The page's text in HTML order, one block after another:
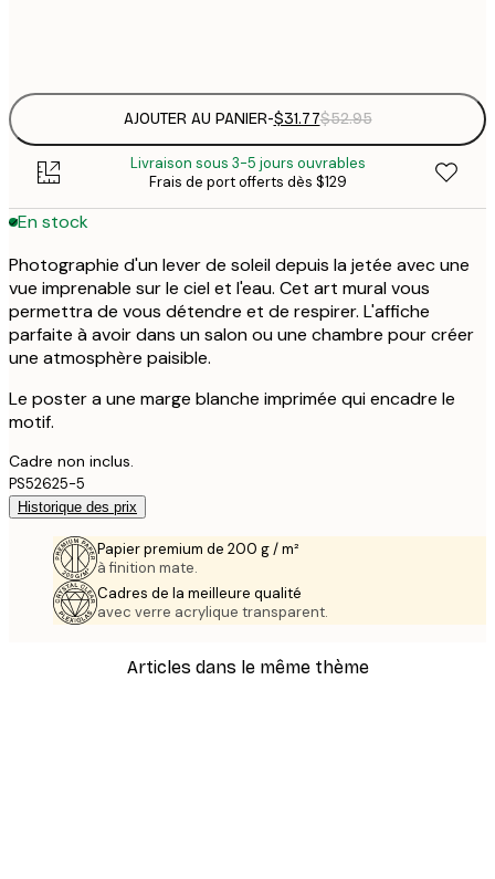
AJOUTER AU PANIER-$31.77$52.95
Livraison sous 3-5 jours ouvrables
Frais de port offerts dès $129
En stock
Photographie d'un lever de soleil depuis la jetée avec une
vue imprenable sur le ciel et l'eau. Cet art mural vous
permettra de vous détendre et de respirer. L'affiche
parfaite à avoir dans un salon ou une chambre pour créer
une atmosphère paisible.
Le poster a une marge blanche imprimée qui encadre le
motif.
Cadre non inclus.
PS52625-5
Historique des prix
Papier premium de 200 g / m²
à finition mate.
Cadres de la meilleure qualité
avec verre acrylique transparent.
Articles dans le même thème